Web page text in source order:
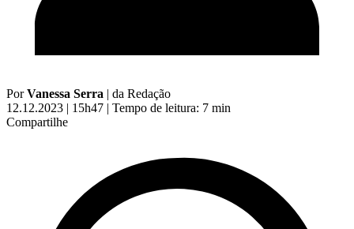
PorVanessa Serra | da Redação
12.12.2023 | 15h47 | Tempo de leitura: 7 min
Compartilhe